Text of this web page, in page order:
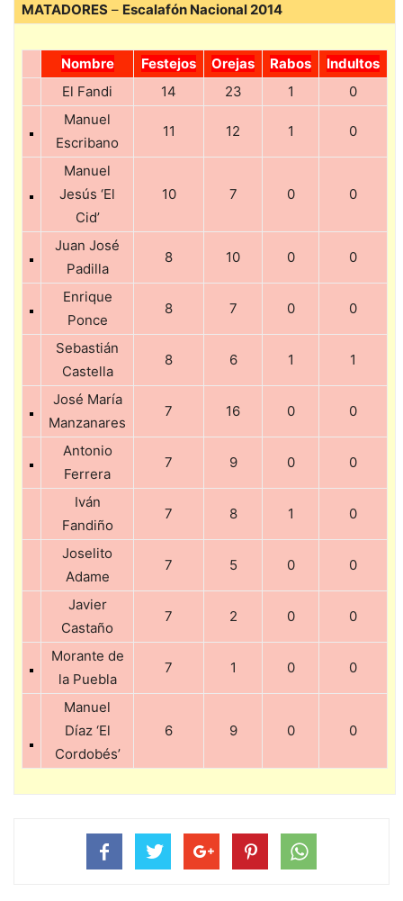
MATADORES – Escalafón Nacional 2014
Nombre Festejos Orejas Rabos
Indultos
El Fandi
14 23 1
0
Manuel
Escribano
11 12 1 0
Manuel
Jesús ‘El
Cid’
10 7 0 0
Juan José
Padilla
8 10 0 0
Enrique
Ponce
8 7 0 0
Sebastián
Castella
8 6 1 1
José María
Manzanares
7 16 0 0
Antonio
Ferrera
7 9 0 0
Iván
Fandiño
7 8 1 0
Joselito
Adame
7 5 0 0
Javier
Castaño
7 2 0 0
Morante de
la Puebla
7 1 0 0
Manuel
Díaz ‘El
Cordobés’
6 9 0 0